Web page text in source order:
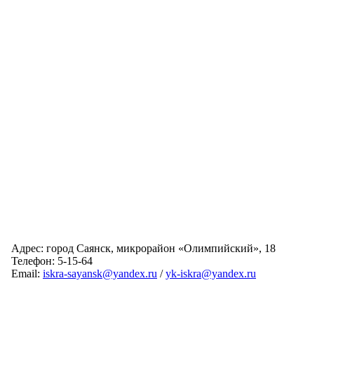
Адрес: город Саянск, микрорайон «Олимпийский», 18
Телефон: 5-15-64
Email: iskra-sayansk@yandex.ru /yk-iskra@yandex.ru